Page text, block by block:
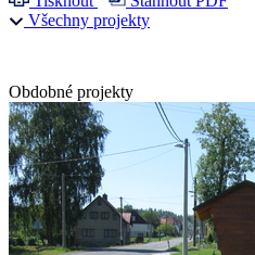
Všechny projekty
Obdobné projekty